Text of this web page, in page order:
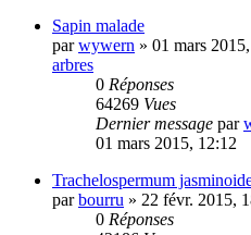
Sapin malade
parwywern » 01 mars
arbres
0 Réponses
64269 Vues
Dernier message par
01 mars 2015, 12:12
Trachelospermum
parbourru » 22 févr. 2015,
0 Réponses